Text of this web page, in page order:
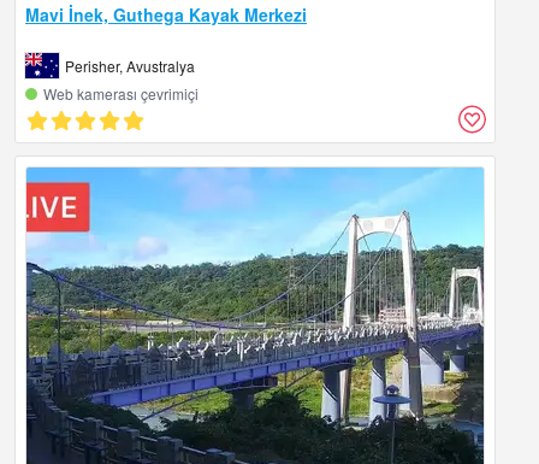
Mavi İnek, Guthega Kayak Merkezi
Perisher, Avustralya
Web kamerası çevrimiçi